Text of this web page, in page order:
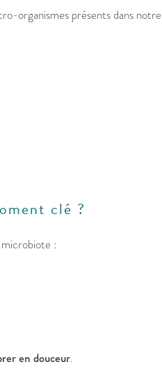
organismes présents dans notre
clé ?
:
en douceur.